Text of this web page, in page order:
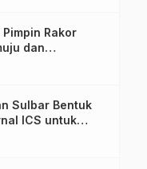
Rakor
dan
Nol Realisasi
Sulbar Bentuk
ICS untuk
ISPO Pekebun di